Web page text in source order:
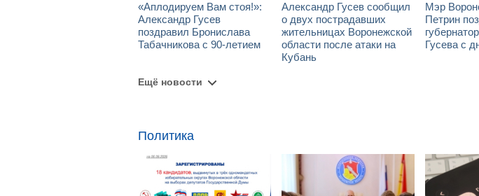
«Аплодируем Вам стоя!»:
Александр Гусев
поздравил Бронислава
Табачникова с 90-летием
Александр Гусев сообщил
о двух пострадавших
жительницах Воронежской
области после атаки на
Кубань
Мэр
Петрин
Гусева с
Ещё новости
Политика